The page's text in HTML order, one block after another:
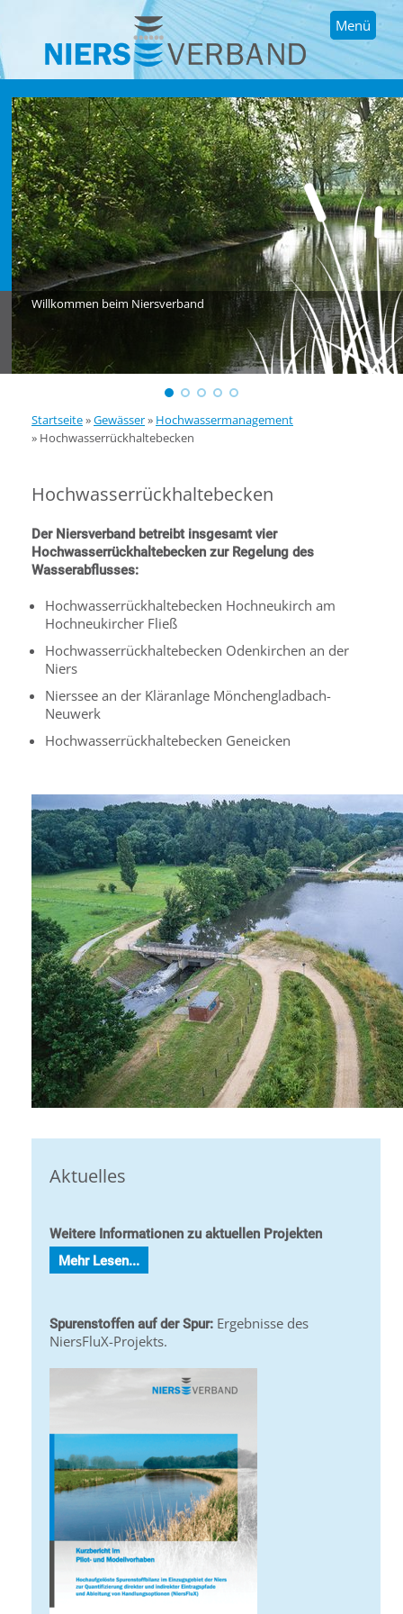
Menü
Willkommen beim Niersverband
Startseite»Gewässer» Hochwassermanagement
» Hochwasserrückhaltebecken
Hochwasserrückhaltebecken
Der Niersverband betreibt insgesamt vier
Hochwasserrückhaltebecken zur Regelung des
Wasserabflusses:
Hochwasserrückhaltebecken Hochneukirch am
Hochneukircher Fließ
Hochwasserrückhaltebecken Odenkirchen an der
Niers
Nierssee an der Kläranlage Mönchengladbach-
Neuwerk
Hochwasserrückhaltebecken Geneicken
Aktuelles
Weitere Informationen zu aktuellen Projekten
Mehr Lesen...
Spurenstoffen auf der Spur: Ergebnisse des
NiersFluX-Projekts.